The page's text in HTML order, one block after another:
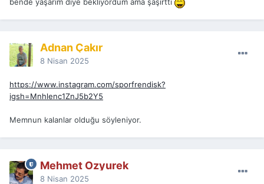
bende yaşarım diye bekliyordum ama şaşırttı
Adnan Çakır
8 Nisan 2025
https://www.instagram.com/sporfrendisk?
igsh=Mnhlenc1ZnJ5b2Y5
Memnun kalanlar olduğu söyleniyor.
Mehmet Ozyurek
8 Nisan 2025